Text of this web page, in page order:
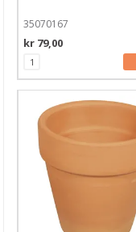
35070167
kr 79,00